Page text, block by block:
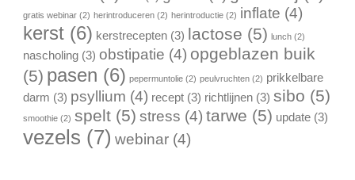
gratis webinar (2) herintroduceren (2) herintroductie (2) inflate (4)
kerst (6) kerstrecepten (3) lactose (5) lunch (2)
nascholing (3) obstipatie (4) opgeblazen buik
(5) pasen (6) pepermuntolie (2) peulvruchten (2) prikkelbare
darm (3) psyllium (4) recept (3) richtlijnen (3) sibo (5)
smoothie (2) spelt (5) stress (4) tarwe (5) update (3)
vezels (7) webinar (4)